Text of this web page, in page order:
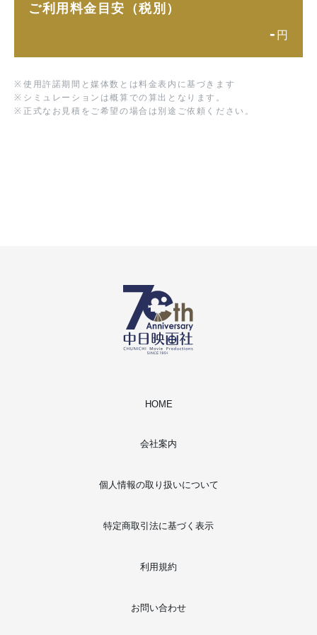
ご利用料金目安（税別）
- 円
※ 使用許諾期間と媒体数とは料金表内に基づきます
※ シミュレーションは概算での算出となります。
※ 正式なお見積をご希望の場合は別途ご依頼ください。
HOME
会社案内
個人情報の取り扱いについて
特定商取引法に基づく表示
利用規約
お問い合わせ